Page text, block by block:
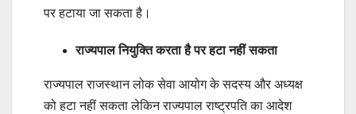
पर हटाया जा सकता है।
राज्यपाल नियुक्ति करता है पर हटा नहीं सकता
राज्यपाल राजस्थान लोक सेवा आयोग के सदस्य और अध्यक्ष
को हटा नहीं सकता लेकिन राज्यपाल राष्ट्रपति का आदेश